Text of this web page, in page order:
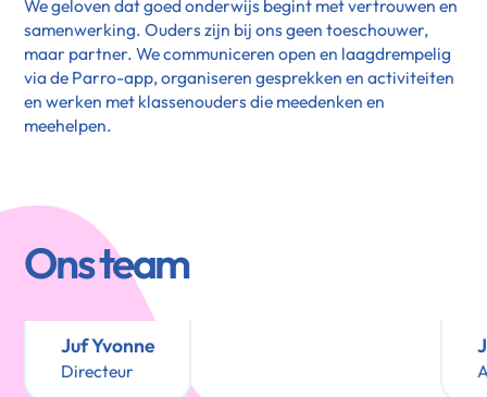
We geloven dat goed onderwijs begint met vertrouwen en
samenwerking. Ouders zijn bij ons geen toeschouwer,
maar partner. We communiceren open en laagdrempelig
via de Parro-app, organiseren gesprekken en activiteiten
en werken met klassenouders die meedenken en
meehelpen.
Ons team
Juf Yvonne
Directeur